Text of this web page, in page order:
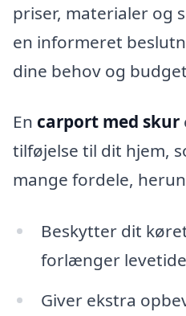
priser, materialer og
en informeret
dine behov og
En carport med skur
tilføjelse til dit hjem,
mange fordele,
Beskytter dit
forlænger
Giver ekstra